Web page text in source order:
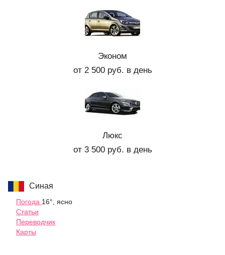
Эконом
от 2 500 руб. в день
Люкс
от 3 500 руб. в день
Синая
Погода 16°, ясно
Статьи
Переводчик
Карты